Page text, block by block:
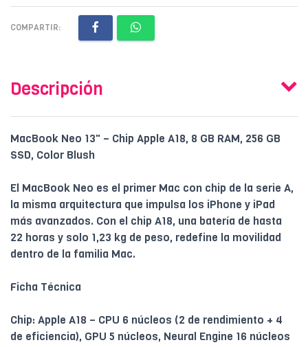
COMPARTIR:
Descripción
MacBook Neo 13" – Chip Apple A18, 8 GB RAM, 256 GB
SSD, Color Blush
El MacBook Neo es el primer Mac con chip de la serie A,
la misma arquitectura que impulsa los iPhone y iPad
más avanzados. Con el chip A18, una batería de hasta
22 horas y solo 1,23 kg de peso, redefine la movilidad
dentro de la familia Mac.
Ficha Técnica
Chip: Apple A18 – CPU 6 núcleos (2 de rendimiento + 4
de eficiencia), GPU 5 núcleos, Neural Engine 16 núcleos